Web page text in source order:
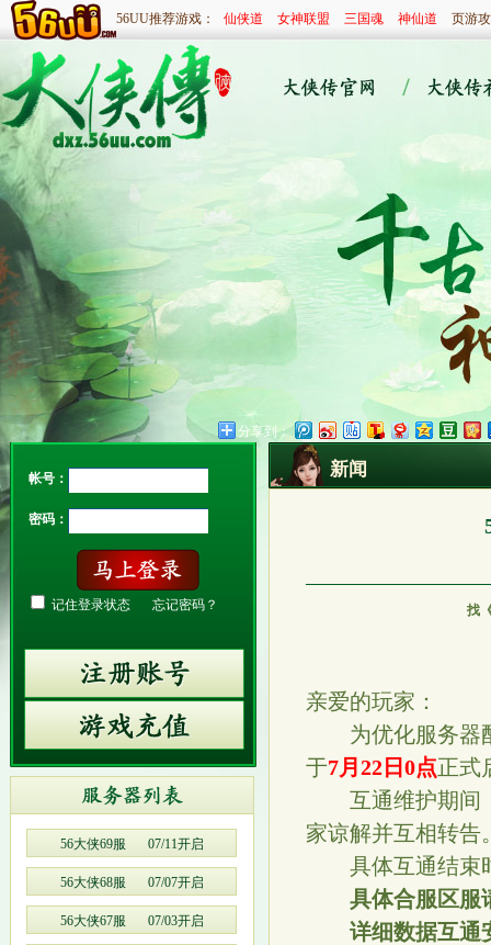
56UU推荐游戏： 仙侠道 女神联盟 三国魂 神仙道 页游
帐号：
密码：
记住登录状态 忘记密码？
56大侠69服 07/11开启
56大侠68服 07/07开启
56大侠67服 07/03开启
新闻
找
亲爱的玩家：
为优化服务器配
于7月22日0点正式
互通维护期间，
家谅解并互相转告
具体互通结束时
具体合服区服
详细数据互通
分享到：